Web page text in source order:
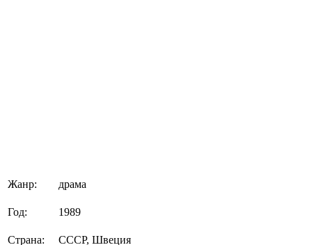
Жанр: драма
Год: 1989
Страна: СССР, Швеция